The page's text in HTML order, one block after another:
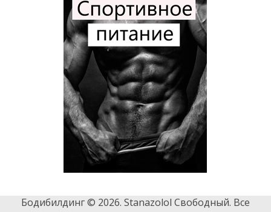
Бодибилдинг © 2026. Stanazolol Свободный. Все